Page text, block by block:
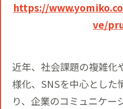
https://
ve/
近年、社会課題の複雑化
様化、SNSを中心とした
り、企業のコミュニケー